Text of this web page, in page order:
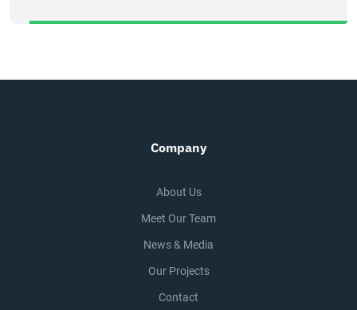
Company
About Us
Meet Our Team
News & Media
Our Projects
Contact